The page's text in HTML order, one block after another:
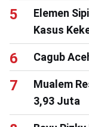
Elemen
Kasus
Cagub
Mualem
3,93 Juta